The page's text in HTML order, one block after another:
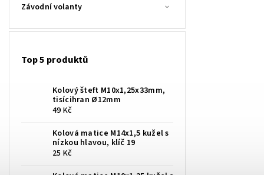
Závodní volanty
Top 5 produktů
Kolový šteft M10x1,25x33mm,
tisícihran Ø12mm
49 Kč
Kolová matice M14x1,5 kužel s
nízkou hlavou, klíč 19
25 Kč